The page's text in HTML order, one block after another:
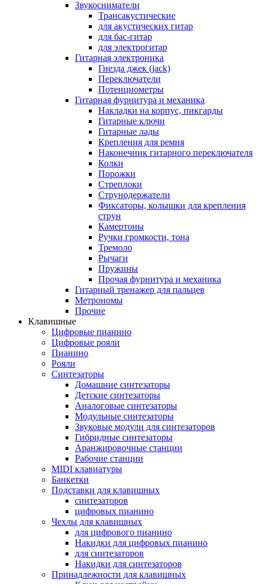
Звукосниматели
Трансакустические
для акустических гитар
для бас-гитар
для электрогитар
Гитарная электроника
Гнезда джек (jack)
Переключатели
Потенциометры
Гитарная фурнитура и механика
Накладки на корпус, пикгарды
Гитарные ключи
Гитарные лады
Крепления для ремня
Наконечник гитарного переключателя
Колки
Порожки
Стреплоки
Струнодержатели
Фиксаторы, колышки для крепления
струн
Камертоны
Ручки громкости, тона
Тремоло
Рычаги
Пружины
Прочая фурнитура и механика
Гитарный тренажер для пальцев
Метрономы
Прочие
Клавишные
Цифровые пианино
Цифровые рояли
Пианино
Рояли
Синтезаторы
Домашние синтезаторы
Детские синтезаторы
Аналоговые синтезаторы
Модульные синтезаторы
Звуковые модули для синтезаторов
Гибридные синтезаторы
Аранжировочные станции
Рабочие станции
MIDI клавиатуры
Банкетки
Подставки для клавишных
синтезаторов
цифровых пианино
Чехлы для клавишных
для цифрового пианино
Накидки для цифровых пианино
для синтезаторов
Накидки для синтезаторов
Принадлежности для клавишных